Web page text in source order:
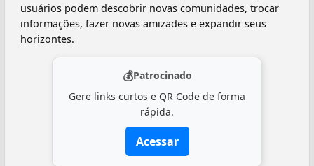
usuários podem descobrir novas comunidades, trocar
informações, fazer novas amizades e expandir seus
horizontes.
💰Patrocinado
Gere links curtos e QR Code de forma
rápida.
Acessar